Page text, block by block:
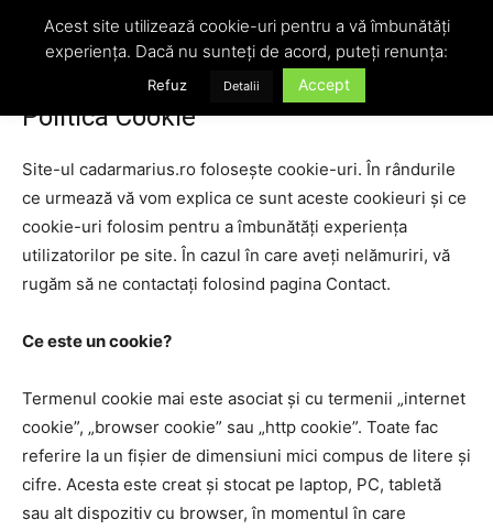
Politica Cookie
Politica Cookie
Site-ul cadarmarius.ro folosește cookie-uri. În rândurile
ce urmează vă vom explica ce sunt aceste cookieuri și ce
cookie-uri folosim pentru a îmbunătăți experiența
utilizatorilor pe site. În cazul în care aveți nelămuriri, vă
rugăm să ne contactați folosind pagina Contact.
Ce este un cookie?
Termenul cookie mai este asociat și cu termenii „internet
cookie”, „browser cookie” sau „http cookie”. Toate fac
referire la un fișier de dimensiuni mici compus de litere și
cifre. Acesta este creat și stocat pe laptop, PC, tabletă
sau alt dispozitiv cu browser, în momentul în care
Acest site utilizează cookie-uri pentru a vă îmbunătăți
experiența. Dacă nu sunteți de acord, puteți renunța:
Refuz Detalii Accept